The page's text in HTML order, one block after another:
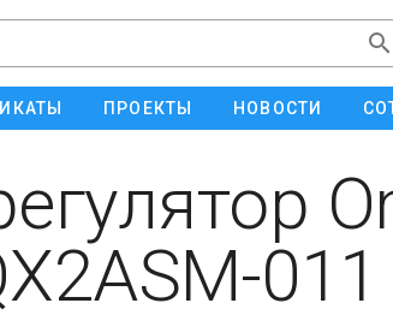
ПРОЕКТЫ НОВОСТИ
011